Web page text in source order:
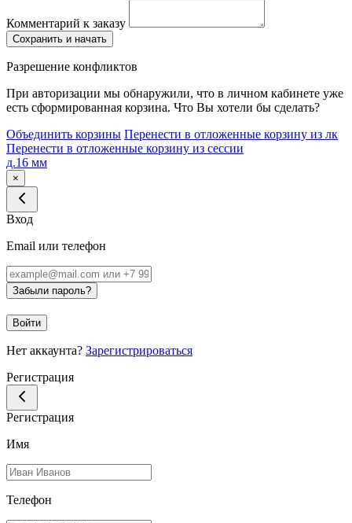
Комментарий к заказу
Сохранить и начать
Разрешение конфликтов
При авторизации мы обнаружили, что в личном кабинете уже
есть сформированная корзина. Что Вы хотели бы сделать?
Объединить корзины Перенести в отложенные корзину из лк
Перенести в отложенные корзину из сессии
д.16 мм
×
Вход
Email или телефон
Забыли пароль?
Войти
Нет аккаунта? Зарегистрироваться
Регистрация
Регистрация
Имя
Телефон